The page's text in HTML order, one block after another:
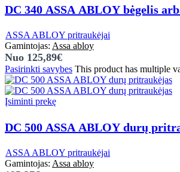
DC 340 ASSA ABLOY bėgelis
ASSA ABLOY pritraukėjai
Assa abloy
Nuo 125,89€
Pasirinkti savybes This product has multiple
Įsiminti prekę
DC 500 ASSA ABLOY durų
ASSA ABLOY pritraukėjai
Assa abloy